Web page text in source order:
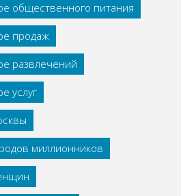
общественного питания
продаж
развлечений
услуг
миллионников